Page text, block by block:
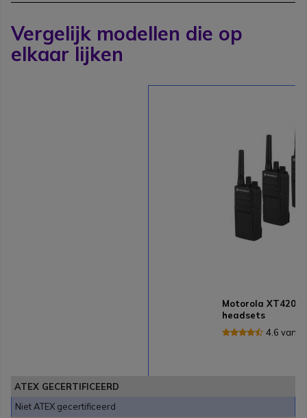
Vergelijk modellen die op
elkaar lijken
Motorola XT420
headsets
4.6 van
ATEX GECERTIFICEERD
Niet ATEX gecertificeerd